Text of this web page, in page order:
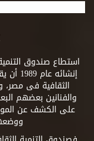
استطاع صندوق
الثقافية فى مصر،
والفنانين بعضهم
على الكشف عن